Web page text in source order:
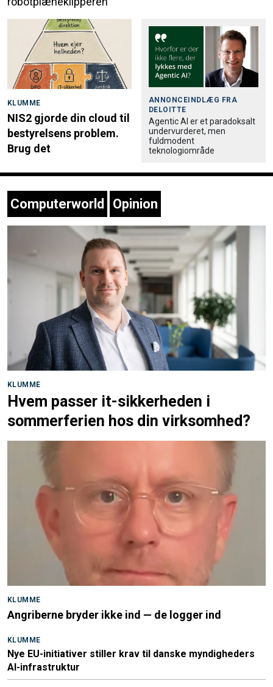
KLUMME
NIS2 gjorde din cloud til
bestyrelsens problem.
Brug det
ANNONCEINDLÆG FRA
DELOITTE
Agentic AI er et paradoksalt
undervurderet, men
fuldmodent
teknologiområde
Computerworld Opinion
KLUMME
Hvem passer it-sikkerheden i
sommerferien hos din virksomhed?
KLUMME
Angriberne bryder ikke ind — de logger ind
KLUMME
Nye EU-initiativer stiller krav til danske myndigheders
AI-infrastruktur